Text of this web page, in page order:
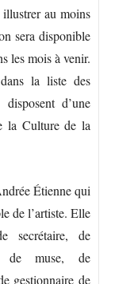
au moins
sera disponible
les mois à venir.
la liste des
d’une
la Culture de la
Étienne qui
de l’artiste. Elle
secrétaire, de
de muse, de
gestionnaire de